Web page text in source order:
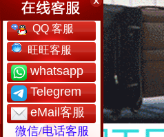
QQ 客服
旺旺客服
whatsapp
Telegrem
eMail客服
微信/电话客服